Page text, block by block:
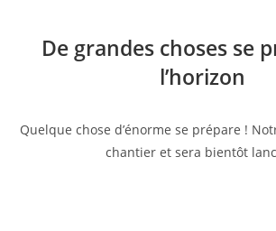
De grandes choses se
l’horizon
Quelque chose d’énorme se prépare !
chantier et sera bientôt